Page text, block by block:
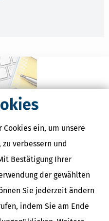
ein, um unsere
verbessern und
Bestätigung Ihrer
der gewählten
Sie jederzeit ändern
indem Sie am Ende
Absenden